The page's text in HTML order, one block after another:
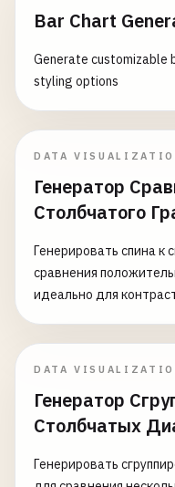
Bar Chart
Generate customizable
styling options
DATA
Генератор
Столбчатого
Генерировать спина к
сравнения
идеально для
DATA
Генератор
Столбчатых
Генерировать